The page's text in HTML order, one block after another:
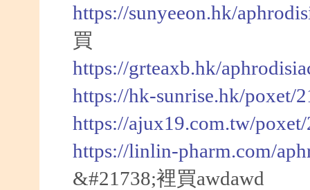
https://sunyeeon.hk/
買
https://grteaxb.hk/
https://hk-sunrise.hk/poxet/
https://ajux19.com.tw/
https://linlin-pharm.com/
&#21738;裡買awdawd